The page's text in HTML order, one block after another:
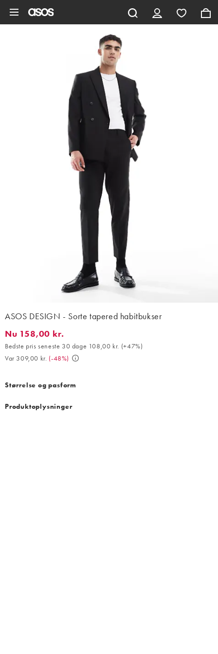
ASOS DESIGN - Sorte tapered habitbukser
Nu 158,00 kr.. Bedste pris seneste 30 dage 108,00 kr. (+47%).
Nu 158,00 kr.
Bedste pris seneste 30 dage 108,00 kr. (+47%)
Var 309,00 kr. (-48%)
Størrelse og pasform
Produktoplysninger